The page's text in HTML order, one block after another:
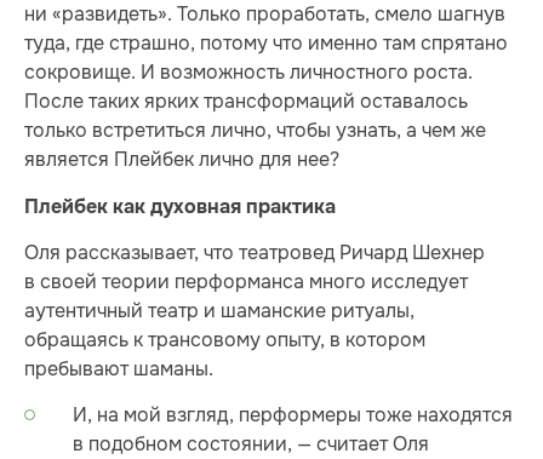
ни «развидеть». Только проработать, смело шагнув
туда, где страшно, потому что именно там спрятано
сокровище. И возможность личностного роста.
После таких ярких трансформаций оставалось
только встретиться лично, чтобы узнать, а чем же
является Плейбек лично для нее?
Плейбек как духовная практика
Оля рассказывает, что театровед Ричард Шехнер
в своей теории перформанса много исследует
аутентичный театр и шаманские ритуалы,
обращаясь к трансовому опыту, в котором
пребывают шаманы.
И, на мой взгляд, перформеры тоже находятся
в подобном состоянии, — считает Оля